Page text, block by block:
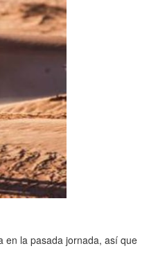
en la pasada jornada, así que